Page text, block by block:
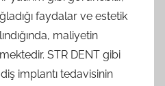
faydalar ve estetik
maliyetin
STR DENT gibi
implantı tedavisinin